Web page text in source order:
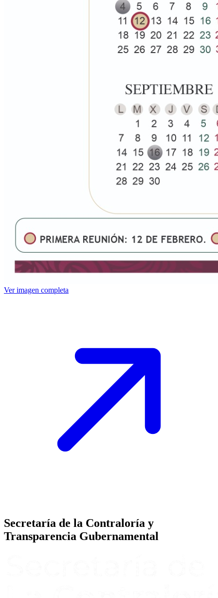
Ver imagen completa
Secretaría de la Contraloría y
Transparencia Gubernamental